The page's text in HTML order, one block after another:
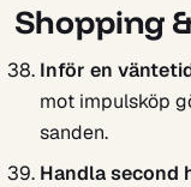
Shopping
Inför en
mot impulsköp
sanden.
Handla second